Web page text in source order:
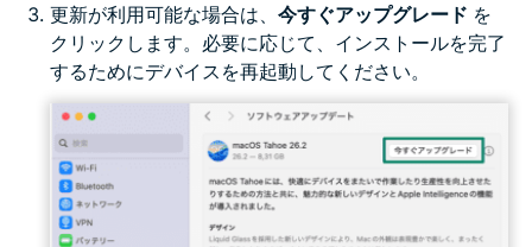
更新が利用可能な場合は、 今すぐアップグレード を
クリックします。必要に応じて、インストールを完了
するためにデバイスを再起動してください。